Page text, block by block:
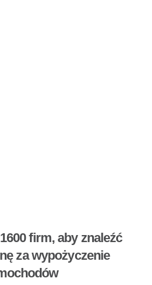
firm, aby znaleźć
za wypożyczenie